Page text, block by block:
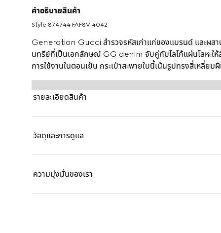
คำอธิบายสินค้า
Style ‎874744 FAF8V 4042
Generation Gucci สำรวจรหัสเก่าแก่ของแบรนด์ และผสา
นทรีย์ที่เป็นเอกลักษณ์ GG denim จับคู่กับโลโก้แผ่นโลหะใ
การใช้งานในตอนเย็น กระเป๋าสะพายใบนี้เน้นรูปทรงสี่เหลี่
รายละเอียดสินค้า
วัสดุและการดูแล
ความมุ่งมั่นของเรา